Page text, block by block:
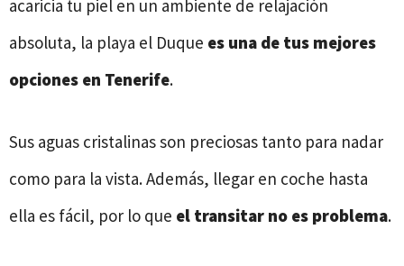
acaricia tu piel en un ambiente de relajación
absoluta, la playa el Duque es una de tus mejores
opciones en Tenerife.
Sus aguas cristalinas son preciosas tanto para nadar
como para la vista. Además, llegar en coche hasta
ella es fácil, por lo que el transitar no es problema.